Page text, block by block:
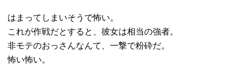
はまってしまいそうで怖い。
これが作戦だとすると、彼女は相当の強者。
非モテのおっさんなんて、一撃で粉砕だ。
怖い怖い。